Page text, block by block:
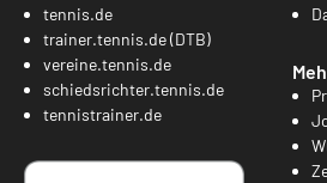
tennis.de
trainer.tennis.de (DTB)
vereine.tennis.de
schiedsrichter.tennis.de
tennistrainer.de